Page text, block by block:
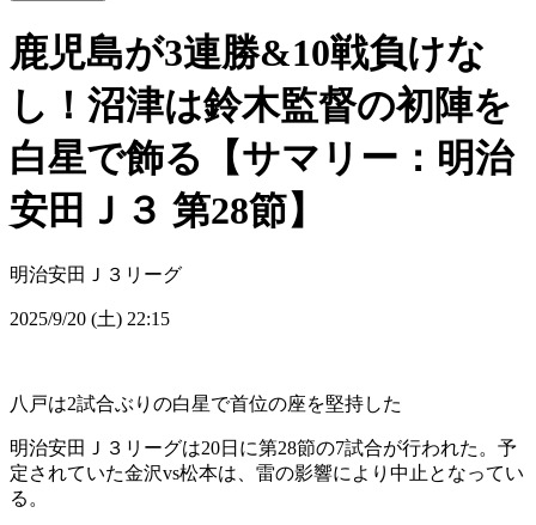
鹿児島が3連勝&10戦負けな
し！沼津は鈴木監督の初陣を
白星で飾る【サマリー：明治
安田Ｊ３ 第28節】
明治安田Ｊ３リーグ
2025/9/20 (土) 22:15
八戸は2試合ぶりの白星で首位の座を堅持した
明治安田Ｊ３リーグは20日に第28節の7試合が行われた。予
定されていた金沢vs松本は、雷の影響により中止となってい
る。